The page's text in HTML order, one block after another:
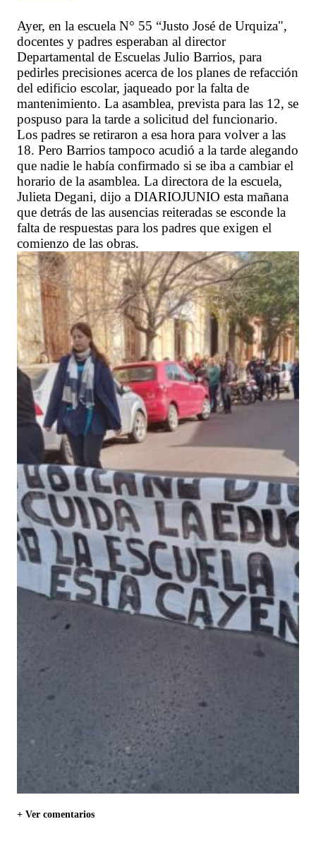
Ayer, en la escuela N° 55 “Justo José de Urquiza",
docentes y padres esperaban al director
Departamental de Escuelas Julio Barrios, para
pedirles precisiones acerca de los planes de refacción
del edificio escolar, jaqueado por la falta de
mantenimiento. La asamblea, prevista para las 12, se
pospuso para la tarde a solicitud del funcionario.
Los padres se retiraron a esa hora para volver a las
18. Pero Barrios tampoco acudió a la tarde alegando
que nadie le había confirmado si se iba a cambiar el
horario de la asamblea. La directora de la escuela,
Julieta Degani, dijo a DIARIOJUNIO esta mañana
que detrás de las ausencias reiteradas se esconde la
falta de respuestas para los padres que exigen el
comienzo de las obras.
+ Ver comentarios